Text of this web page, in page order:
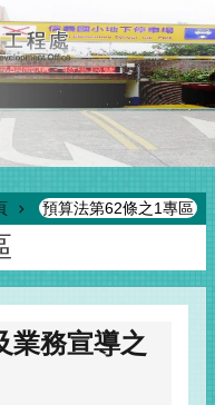
預算法第62條之1專區
業務宣導之